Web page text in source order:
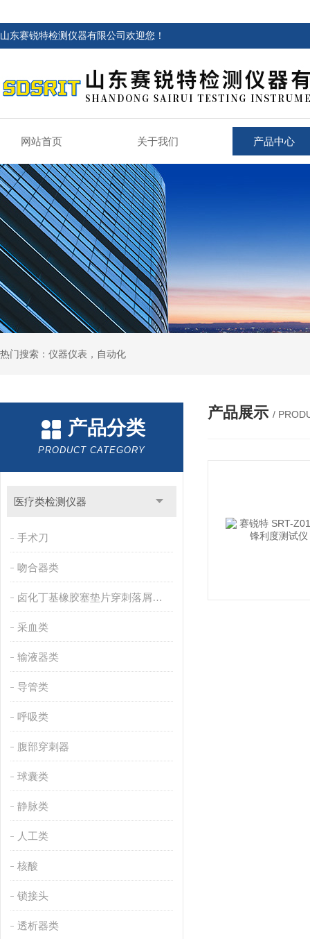
山东赛锐特检测仪器有限公司欢迎您！
网站首页 关于我们 产品中心
热门搜索：仪器仪表，自动化
产品分类
PRODUCT CATEGORY
医疗类检测仪器
手术刀
吻合器类
卤化丁基橡胶塞垫片穿刺落屑和穿刺力测试仪
采血类
输液器类
导管类
呼吸类
腹部穿刺器
球囊类
静脉类
人工类
核酸
锁接头
透析器类
产品展示 /